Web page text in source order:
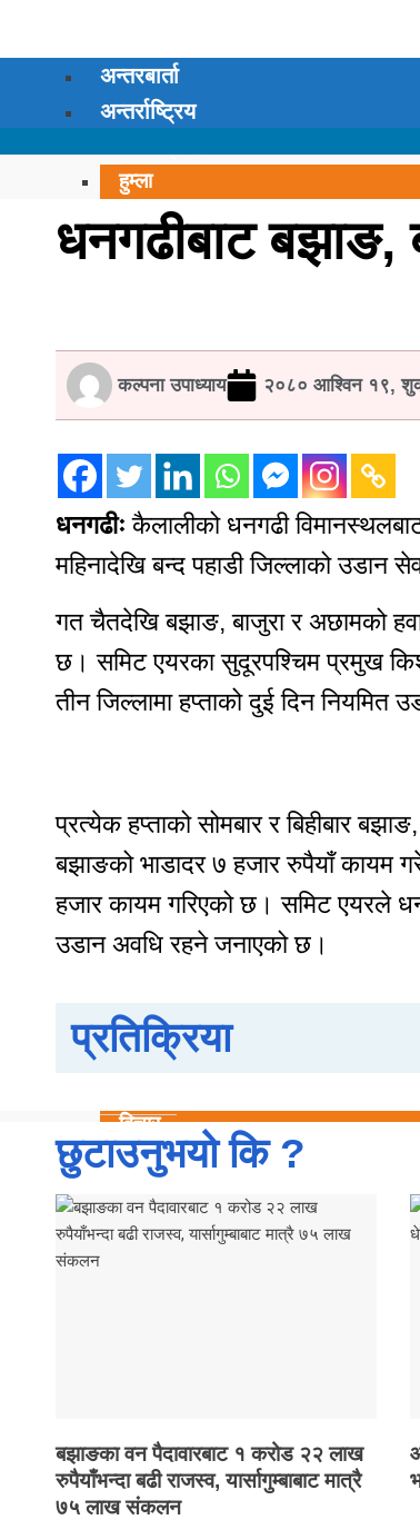
अन्तरबार्ता
अन्तर्राष्ट्रिय
हुम्ला
सुर्खेत
सल्यान
दैलेख
डोल्पा
जुम्ला
कालिकोट
ताजा अपडेट
मनोरञ्जन
ब्यापार
पर्यटन
घटना
राजनीति
युटुब भिडियो
मासिक
दैनिक
समाचार
विचार
शिक्षा
सुदूरपश्चिम
बैतडी
कन्चनपुर
अछाम
धनगढीबाट बझाङ,
कल्पना उपाध्याय २०८० आश्विन १९,
धनगढीः कैलालीको धनगढी
महिनादेखि बन्द पहाडी जिल्लाको उडान
गत चैतदेखि बझाङ, बाजुरा र अछामको
छ। समिट एयरका सुदूरपश्चिम प्रमुख
तीन जिल्लामा हप्ताको दुई दिन नियमित
प्रत्येक हप्ताको सोमबार र बिहीबार
बझाङको भाडादर ७ हजार रुपैयाँ कायम
हजार कायम गरिएको छ। समिट एयरले
उडान अवधि रहने जनाएको छ।
प्रतिक्रिया
छुटाउनुभयो कि ?
बझाङका वन पैदावारबाट १ करोड २२ लाख
रुपैयाँभन्दा बढी राजस्व, यार्सागुम्बाबाट मात्रै
७५ लाख संकलन